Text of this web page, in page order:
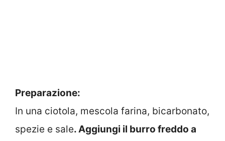
Preparazione:
In una ciotola, mescola farina, bicarbonato,
spezie e sale. Aggiungi il burro freddo a